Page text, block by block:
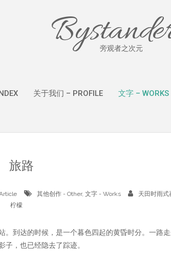
旁观者之次元
关于我们 – PROFILE 文字 – WORKS
旅路
其他创作 - Other, 文字 - Works
天田时雨式
柠檬
。到达的时候，是一个暮色四起的黄昏时分。一路
子，也已经隐去了踪迹。